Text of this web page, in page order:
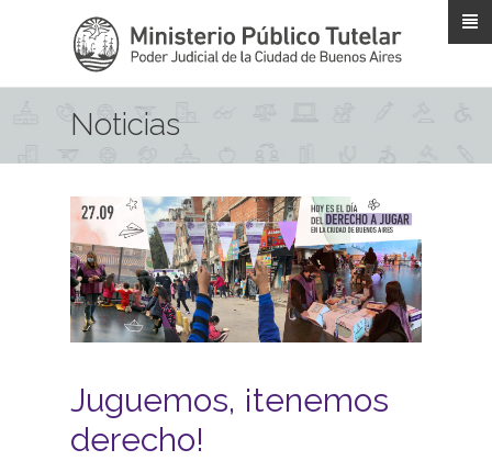
Noticias
Juguemos, ¡tenemos
derecho!